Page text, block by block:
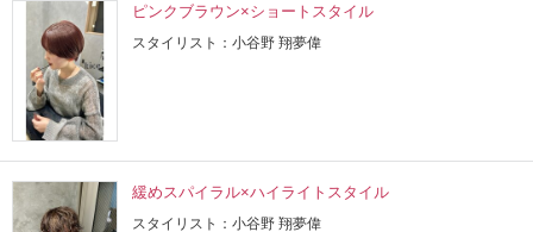
ピンクブラウン×ショートスタイル
スタイリスト：小谷野 翔夢偉
緩めスパイラル×ハイライトスタイル
スタイリスト：小谷野 翔夢偉